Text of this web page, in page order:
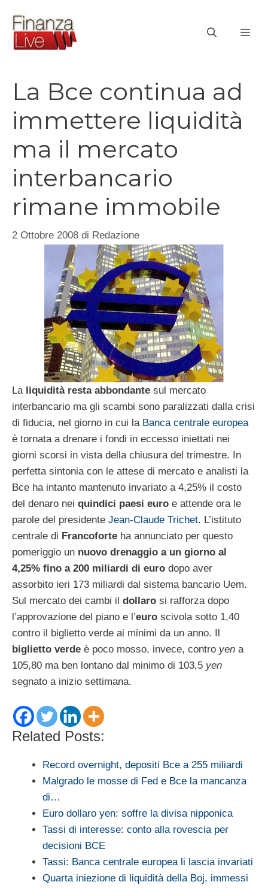
contenuto
La Bce continua ad
immettere liquidità
ma il mercato
interbancario
rimane immobile
2 Ottobre 2008 di Redazione
La liquidità resta abbondante sul mercato
interbancario ma gli scambi sono paralizzati dalla crisi
di fiducia, nel giorno in cui la Banca centrale europea
è tornata a drenare i fondi in eccesso iniettati nei
giorni scorsi in vista della chiusura del trimestre. In
perfetta sintonia con le attese di mercato e analisti la
Bce ha intanto mantenuto invariato a 4,25% il costo
del denaro nei quindici paesi euro e attende ora le
parole del presidente Jean-Claude Trichet. L’istituto
centrale di Francoforte ha annunciato per questo
pomeriggio un nuovo drenaggio a un giorno al
4,25% fino a 200 miliardi di euro dopo aver
assorbito ieri 173 miliardi dal sistema bancario Uem.
Sul mercato dei cambi il dollaro si rafforza dopo
l’approvazione del piano e l’euro scivola sotto 1,40
contro il biglietto verde ai minimi da un anno. Il
biglietto verde è poco mosso, invece, contro yen a
105,80 ma ben lontano dal minimo di 103,5 yen
segnato a inizio settimana.
Related Posts:
Record overnight, depositi Bce a 255 miliardi
Malgrado le mosse di Fed e Bce la mancanza
di…
Euro dollaro yen: soffre la divisa nipponica
Tassi di interesse: conto alla rovescia per
decisioni BCE
Tassi: Banca centrale europea li lascia invariati
Quarta iniezione di liquidità della Boj, immessi